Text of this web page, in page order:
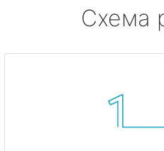
Схема